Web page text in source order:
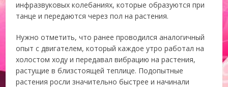
инфразвуковых колебаниях, которые образуются при
танце и передаются через пол на растения.
Нужно отметить, что ранее проводился аналогичный
опыт с двигателем, который каждое утро работал на
холостом ходу и передавал вибрацию на растения,
растущие в близстоящей теплице. Подопытные
растения росли значительно быстрее и начинали